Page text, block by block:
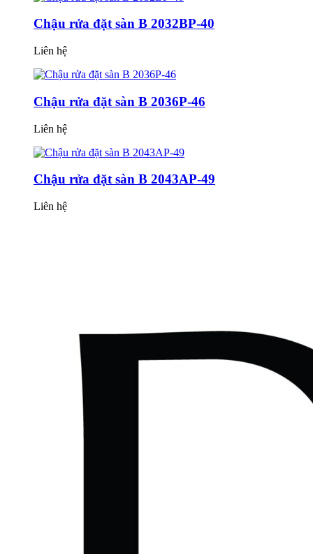
Chậu rửa đặt sàn B 2032BP-40
Liên hệ
Chậu rửa đặt sàn B 2036P-46
Liên hệ
Chậu rửa đặt sàn B 2043AP-49
Liên hệ